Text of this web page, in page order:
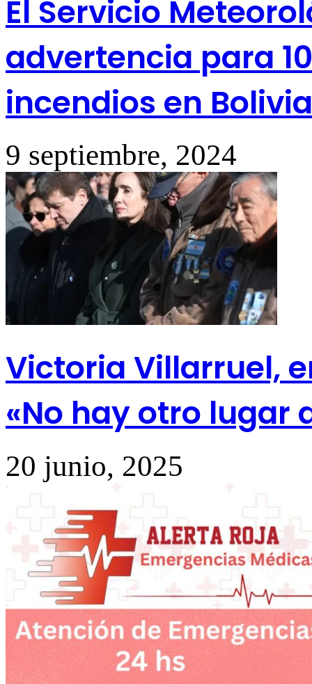
El Servicio
advertencia para
incendios en Bolivia
9 septiembre, 2024
Victoria Villarruel,
«No hay otro lugar
20 junio, 2025